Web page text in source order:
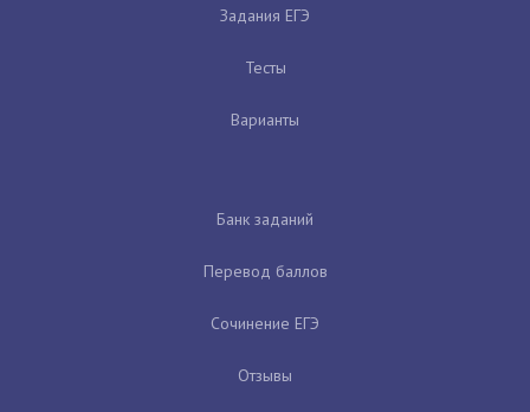
Задания ЕГЭ
Тесты
Варианты
Банк заданий
Перевод баллов
Сочинение ЕГЭ
Отзывы